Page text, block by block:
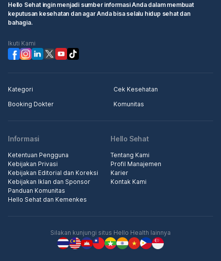
Hello Sehat ingin menjadi sumber informasi Anda dalam membuat
keputusan kesehatan dan agar Anda bisa selalu hidup sehat dan
bahagia.
Ikuti Kami
Kategori
Cek Kesehatan
Booking Dokter
Komunitas
Informasi
Ketentuan Pengguna
Kebijakan Privasi
Kebijakan Editorial dan Koreksi
Kebijakan Iklan dan Sponsor
Panduan Komunitas
Hello Sehat dan Kemenkes
Hello Sehat
Tentang Kami
Profil Manajemen
Karier
Kontak Kami
Silakan kunjungi situs Hello Health lainnya